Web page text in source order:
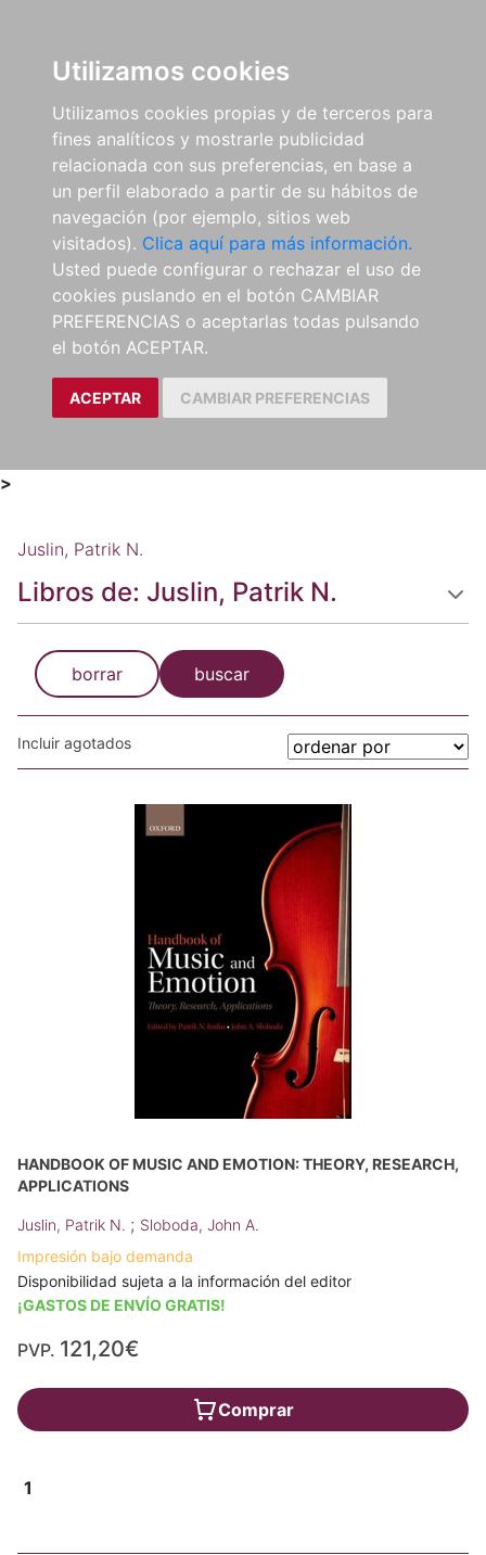
Utilizamos cookies
Utilizamos cookies propias y de terceros para
fines analíticos y mostrarle publicidad
relacionada con sus preferencias, en base a
un perfil elaborado a partir de su hábitos de
navegación (por ejemplo, sitios web
visitados). Clica aquí para más información.
Usted puede configurar o rechazar el uso de
cookies puslando en el botón CAMBIAR
PREFERENCIAS o aceptarlas todas pulsando
el botón ACEPTAR.
ACEPTAR CAMBIAR PREFERENCIAS
>
Juslin, Patrik N.
Libros de: Juslin, Patrik N.
borrar buscar
Incluir agotados
HANDBOOK OF MUSIC AND EMOTION: THEORY, RESEARCH,
APPLICATIONS
Juslin, Patrik N. ; Sloboda, John A.
Impresión bajo demanda
Disponibilidad sujeta a la información del editor
¡GASTOS DE ENVÍO GRATIS!
PVP. 121,20€
Comprar
1